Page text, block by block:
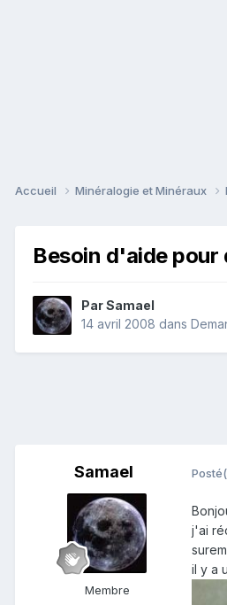
Accueil Minéralogie et Minéraux
Besoin d'aide
ParSamael
14 avril 2008 dans
Samael
Membre
j'ai
il y a